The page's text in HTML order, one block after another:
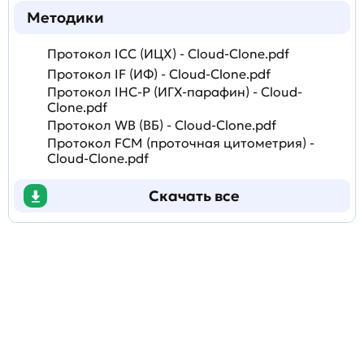
Методики
Протокол ICC (ИЦХ) - Cloud-Clone.pdf
Протокол IF (ИФ) - Cloud-Clone.pdf
Протокол IHC-P (ИГХ-парафин) - Cloud-
Clone.pdf
Протокол WB (ВБ) - Cloud-Clone.pdf
Протокол FCM (проточная цитометрия) -
Cloud-Clone.pdf
Скачать все